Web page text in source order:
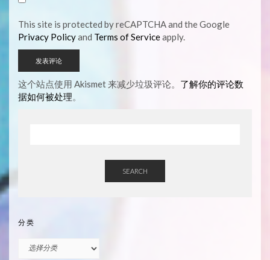
This site is protected by reCAPTCHA and the Google
Privacy Policyand Terms of Serviceapply.
这个站点使用 Akismet 来减少垃圾评论。 了解你的评论数
据如何被处理。
SEARCH
分类